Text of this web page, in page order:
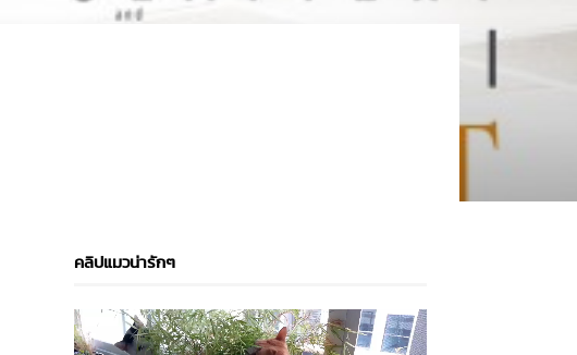
คลิปแมวน่ารักๆ
Video
Player